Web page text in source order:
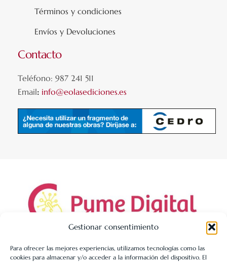
Gestionar consentimiento
Para ofrecer las mejores experiencias, utilizamos tecnologías como las
cookies para almacenar y/o acceder a la información del dispositivo. El
Términos y condiciones
Envíos y Devoluciones
Contacto
Teléfono: 987 241 511
Email: info@eolasediciones.es
LIBRERÍA UNIVERSITARIA LEÓN 1980 SLL ha sido beneficiaria